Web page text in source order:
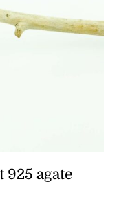
925 agate